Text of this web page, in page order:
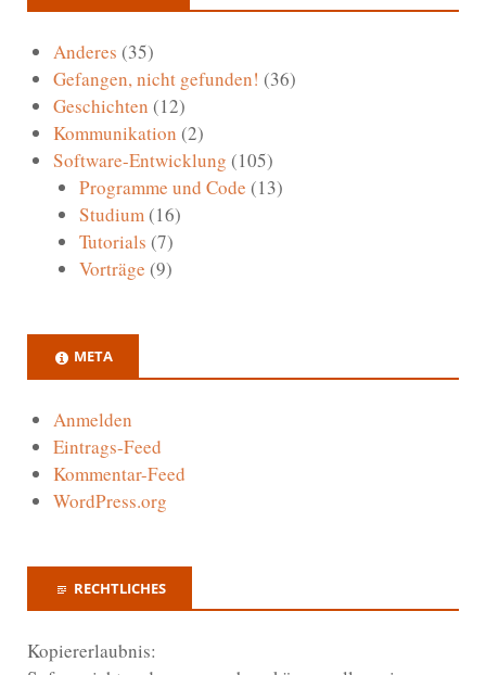
Anderes (35)
Gefangen, nicht gefunden! (36)
Geschichten (12)
Kommunikation (2)
Software-Entwicklung (105)
Programme und Code (13)
Studium(16)
Tutorials (7)
Vorträge (9)
META
Anmelden
Eintrags-Feed
Kommentar-Feed
WordPress.org
RECHTLICHES
Kopiererlaubnis: